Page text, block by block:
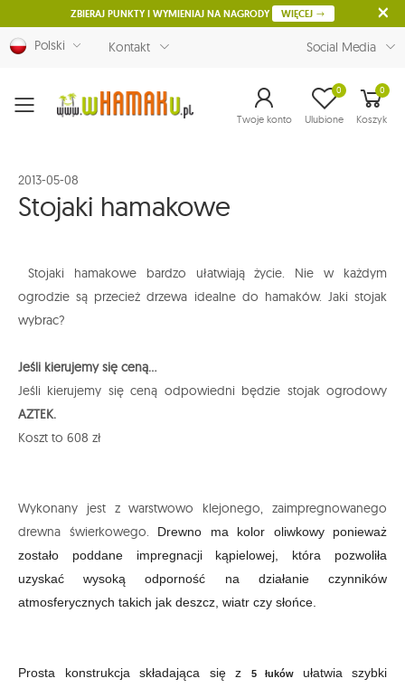
ZBIERAJ PUNKTY I WYMIENIAJ NA NAGRODY WIĘCEJ
Polski Kontakt Social Media
Menu Twoje konto Ulubione
0 0
Koszyk
2013-05-08
Stojaki hamakowe
Stojaki hamakowe bardzo ułatwiają życie. Nie w każdym
ogrodzie są przecież drzewa idealne do hamaków. Jaki stojak
wybrac?
Jeśli kierujemy się ceną...
Jeśli kierujemy się ceną odpowiedni będzie stojak ogrodowy
AZTEK.
Koszt to 608 zł
Wykonany jest z warstwowo klejonego, zaimpregnowanego
drewna świerkowego.
Drewno ma kolor oliwkowy ponieważ
zostało poddane impregnacji kąpielowej, która pozwoliła
uzyskać wysoką odporność na działanie czynników
atmosferycznych takich jak deszcz, wiatr czy słońce.
Prosta konstrukcja składająca się z 5 łuków
ułatwia szybki